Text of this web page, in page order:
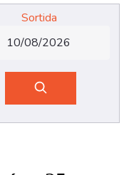
Sortida